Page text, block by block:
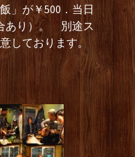
」が￥500．当日
あり）。 別途ス
しております。